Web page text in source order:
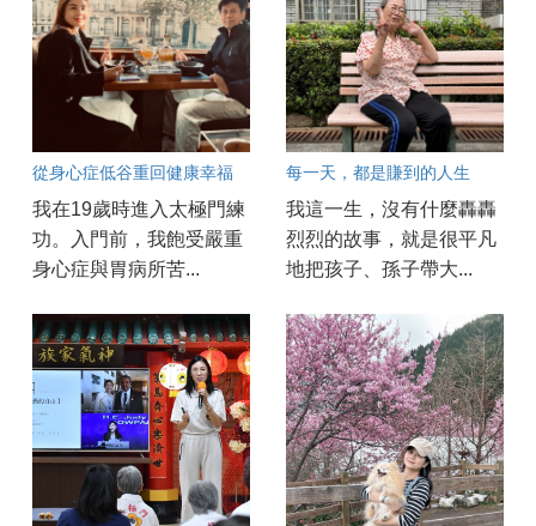
從身心症低谷重回健康幸福
我在19歲時進入太極門練
功。入門前，我飽受嚴重
身心症與胃病所苦...
每一天，都是賺到的人生
我這一生，沒有什麼轟轟
烈烈的故事，就是很平凡
地把孩子、孫子帶大...